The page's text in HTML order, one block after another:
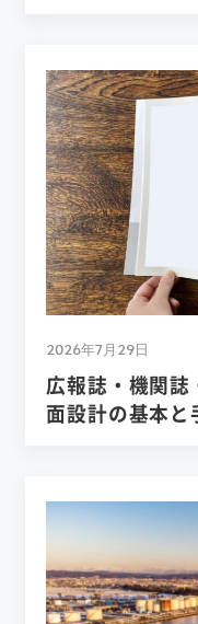
2026年7月29日
広報誌・機関
面設計の基本と